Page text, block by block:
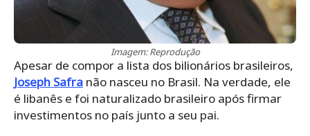
Imagem: Reprodução
Apesar de compor a lista dos bilionários brasileiros,
Joseph Safra não nasceu no Brasil. Na verdade, ele
é libanês e foi naturalizado brasileiro após firmar
investimentos no país junto a seu pai.